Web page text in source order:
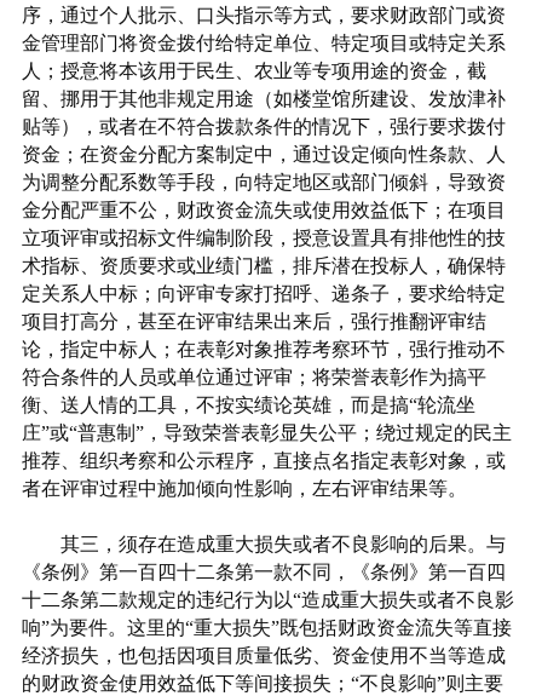
序，通过个人批示、口头指示等方式，要求财政部门或资
金管理部门将资金拨付给特定单位、特定项目或特定关系
人；授意将本该用于民生、农业等专项用途的资金，截
留、挪用于其他非规定用途（如楼堂馆所建设、发放津补
贴等），或者在不符合拨款条件的情况下，强行要求拨付
资金；在资金分配方案制定中，通过设定倾向性条款、人
为调整分配系数等手段，向特定地区或部门倾斜，导致资
金分配严重不公，财政资金流失或使用效益低下；在项目
立项评审或招标文件编制阶段，授意设置具有排他性的技
术指标、资质要求或业绩门槛，排斥潜在投标人，确保特
定关系人中标；向评审专家打招呼、递条子，要求给特定
项目打高分，甚至在评审结果出来后，强行推翻评审结
论，指定中标人；在表彰对象推荐考察环节，强行推动不
符合条件的人员或单位通过评审；将荣誉表彰作为搞平
衡、送人情的工具，不按实绩论英雄，而是搞“轮流坐
庄”或“普惠制”，导致荣誉表彰显失公平；绕过规定的民主
推荐、组织考察和公示程序，直接点名指定表彰对象，或
者在评审过程中施加倾向性影响，左右评审结果等。
其三，须存在造成重大损失或者不良影响的后果。与
《条例》第一百四十二条第一款不同，《条例》第一百四
十二条第二款规定的违纪行为以“造成重大损失或者不良影
响”为要件。这里的“重大损失”既包括财政资金流失等直接
经济损失，也包括因项目质量低劣、资金使用不当等造成
的财政资金使用效益低下等间接损失；“不良影响”则主要